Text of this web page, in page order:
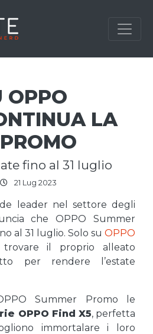
OPPO
LA
fino al 31 luglio
21 Lug 2023
leader nel settore degli
che OPPO Summer
al 31 luglio. Solo su OPPO
il proprio alleato
per rendere l’estate
Summer Promo le
OPPO Find X5, perfetta
immortalare i loro